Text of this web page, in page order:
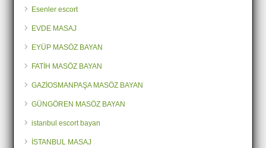
Esenler escort
EVDE MASAJ
EYÜP MASÖZ BAYAN
FATİH MASÖZ BAYAN
GAZİOSMANPAŞA MASÖZ BAYAN
GÜNGÖREN MASÖZ BAYAN
istanbul escort bayan
İSTANBUL MASAJ